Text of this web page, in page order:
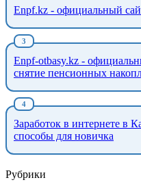
Enpf.kz - официальный
Enpf-otbasy.kz -
снятие пенсионных
Заработок в интернете в
способы для новичка
Рубрики